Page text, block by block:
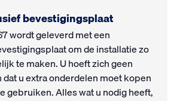
bevestigingsplaat
wordt geleverd met een
om de installatie zo
te maken. U hoeft zich geen
u extra onderdelen moet kopen
gebruiken. Alles wat u nodig heeft,